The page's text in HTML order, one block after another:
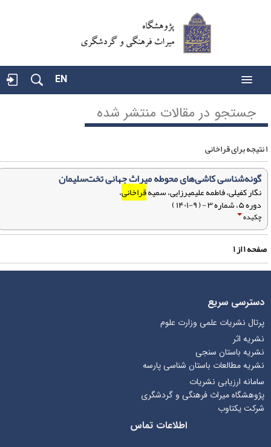
EN
جستجو در مقالات منتشر شده
گونه‌شناسی کاشی‌های محوطه میراث جهانی تخت‌سلیمان
نگار کفیلی، فاطمه علیمیرزایی، سمیهقراخانی،
دوره ۵، شماره ۳ - ( ۹-۱۴۰۱ )
چکیده
۱از۱
دسترسی سریع
پرتال نشریات علمی وزارت علوم
نشریه اثر
نشریه باستان سنجی
نشریه مطالعات باستان شناسی پارسه
سامانه ارزیابی نشریات
پژوهشگاه میراث فرهنگی و گردشگری
شرکت یکتاوب
اطلاعات تماس